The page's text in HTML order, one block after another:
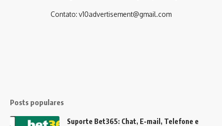
Contato: v10advertisement@gmail.com
Posts populares
Suporte Bet365: Chat, E-mail, Telefone e